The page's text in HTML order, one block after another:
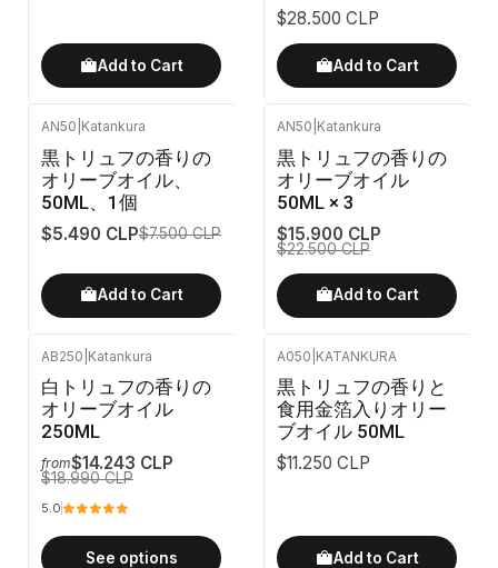
Add to Cart
$28.500 CLP
Add to Cart
AN50 Katankura
黒トリュフの香りの
オリーブオイル、
50ML、1個
$5.490 CLP$7.500 CLP
Add to Cart
AN50 Katankura
黒トリュフの香りの
オリーブオイル
50ML × 3
$15.900 CLP
$22.500 CLP
Add to Cart
AB250 Katankura
白トリュフの香りの
オリーブオイル
250ML
from$14.243 CLP
$18.990 CLP
5.0
See options
A050 KATANKURA
黒トリュフの香りと
食用金箔入りオリー
ブオイル 50ML
$11.250 CLP
Add to Cart